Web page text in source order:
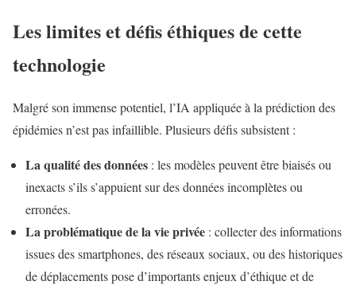
Les limites et défis éthiques de cette
technologie
Malgré son immense potentiel, l’IA appliquée à la prédiction des
épidémies n’est pas infaillible. Plusieurs défis subsistent :
La qualité des données : les modèles peuvent être biaisés ou
inexacts s’ils s’appuient sur des données incomplètes ou
erronées.
La problématique de la vie privée : collecter des informations
issues des smartphones, des réseaux sociaux, ou des historiques
de déplacements pose d’importants enjeux d’éthique et de